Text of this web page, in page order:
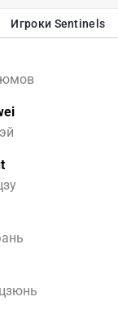
Игроки Sentinels